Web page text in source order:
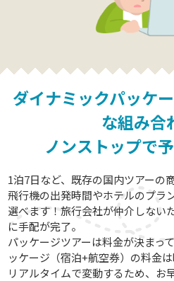
ダイナミックパッケ
な組み合
ノンストップで
1泊7日など、既存の国内ツアーの
飛行機の出発時間やホテルのプラ
選べます！旅行会社が仲介しない
に手配が完了。
パッケージツアーは料金が決まっ
ッケージ（宿泊+航空券）の料金は
リアルタイムで変動するため、お